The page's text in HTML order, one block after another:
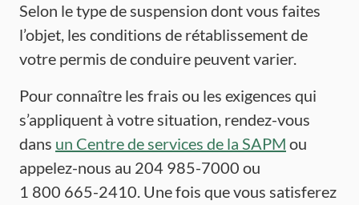
Selon le type de suspension dont vous faites
l’objet, les conditions de rétablissement de
votre permis de conduire peuvent varier.
Pour connaître les frais ou les exigences qui
s’appliquent à votre situation, rendez-vous
dans un Centre de services de la SAPM ou
appelez-nous au 204 985-7000 ou
1 800 665-2410. Une fois que vous satisferez